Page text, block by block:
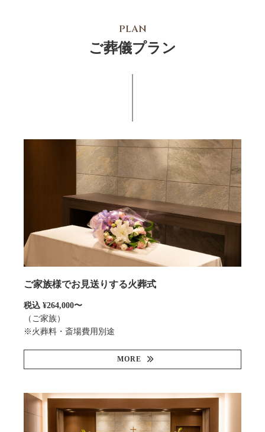
PLAN
ご葬儀プラン
ご家族様でお見送りする火葬式
税込 ¥264,000〜
（ご家族）
※火葬料・斎場費用別途
MORE